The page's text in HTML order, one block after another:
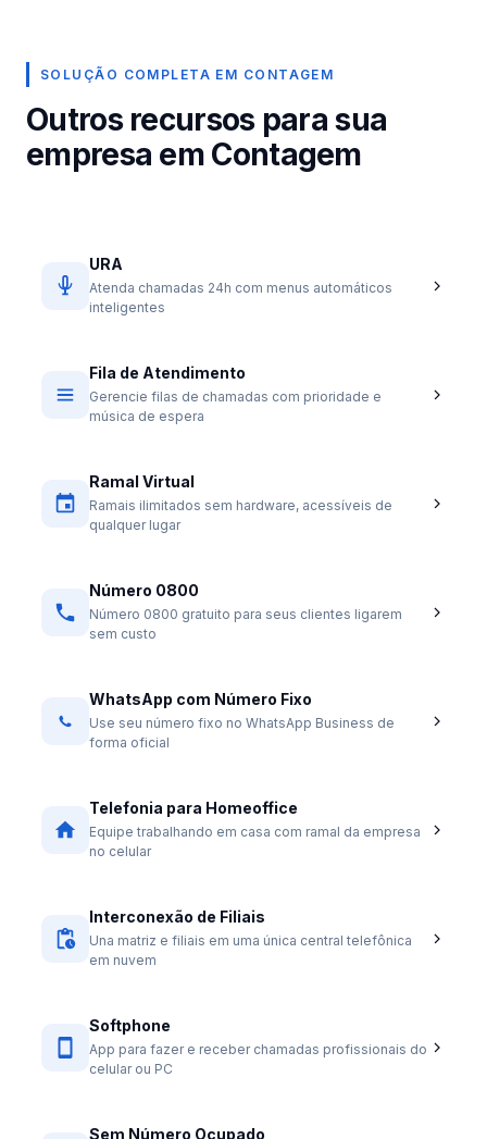
SOLUÇÃO COMPLETA EM CONTAGEM
Outros recursos para sua
empresa em Contagem
URA
Atenda chamadas 24h com menus automáticos
inteligentes
Fila de Atendimento
Gerencie filas de chamadas com prioridade e
música de espera
Ramal Virtual
Ramais ilimitados sem hardware, acessíveis de
qualquer lugar
Número 0800
Número 0800 gratuito para seus clientes ligarem
sem custo
WhatsApp com Número Fixo
Use seu número fixo no WhatsApp Business de
forma oficial
Telefonia para Homeoffice
Equipe trabalhando em casa com ramal da empresa
no celular
Interconexão de Filiais
Una matriz e filiais em uma única central telefônica
em nuvem
Softphone
App para fazer e receber chamadas profissionais do
celular ou PC
Sem Número Ocupado